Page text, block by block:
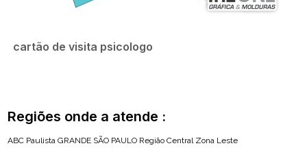
cartão de visita psicologo
Regiões onde a atende :
ABC Paulista GRANDE SÃO PAULO Região Central Zona Leste